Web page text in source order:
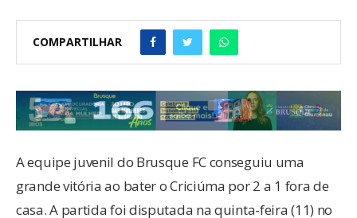
COMPARTILHAR
A equipe juvenil do Brusque FC conseguiu uma
grande vitória ao bater o Criciúma por 2 a 1 fora de
casa. A partida foi disputada na quinta-feira (11) no